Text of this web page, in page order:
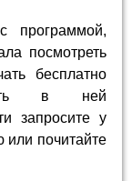
программой,
посмотреть
бесплатно
в ней
запросите у
или почитайте